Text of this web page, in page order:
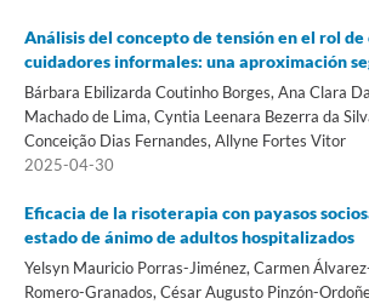
Análisis del concepto de tensión en el rol
cuidadores informales: una aproximación
Bárbara Ebilizarda Coutinho Borges, Ana Clara
Machado de Lima, Cyntia Leenara Bezerra da
Conceição Dias Fernandes, Allyne Fortes Vitor
2025-04-30
Eficacia de la risoterapia con payasos
estado de ánimo de adultos hospitalizados
Yelsyn Mauricio Porras-Jiménez, Carmen
Romero-Granados, César Augusto Pinzón-